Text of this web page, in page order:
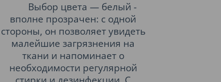
Выбор цвета — белый -
вполне прозрачен: с одной
стороны, он позволяет увидеть
малейшие загрязнения на
ткани и напоминает о
необходимости регулярной